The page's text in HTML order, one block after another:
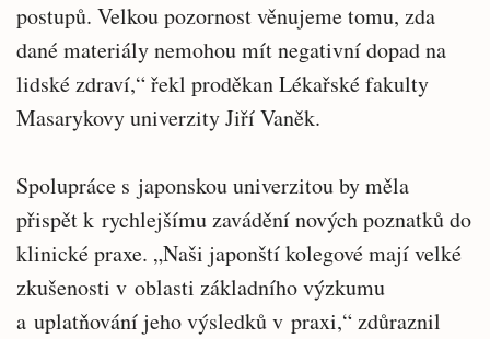
postupů. Velkou pozornost věnujeme tomu, zda
dané materiály nemohou mít negativní dopad na
lidské zdraví,“ řekl proděkan Lékařské fakulty
Masarykovy univerzity Jiří Vaněk.
Spolupráce s japonskou univerzitou by měla
přispět k rychlejšímu zavádění nových poznatků do
klinické praxe. „Naši japonští kolegové mají velké
zkušenosti v oblasti základního výzkumu
a uplatňování jeho výsledků v praxi,“ zdůraznil